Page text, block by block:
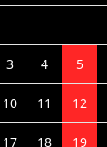
3 4 5
10 11 12
17 18 19